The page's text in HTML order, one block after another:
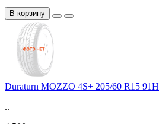
В корзину
Duraturn MOZZO 4S+ 205/60 R15 91H
..